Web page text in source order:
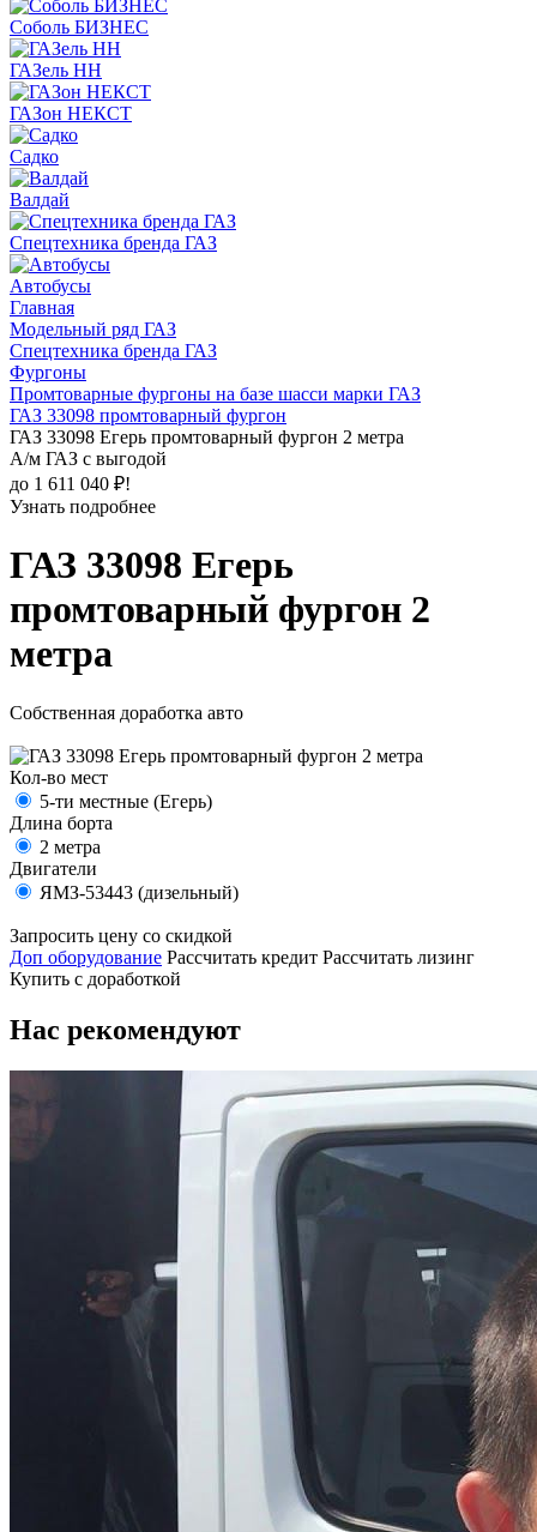
Соболь БИЗНЕС
ГАЗель НН
ГАЗон НЕКСТ
Садко
Валдай
Спецтехника бренда ГАЗ
Автобусы
Главная
Модельный ряд ГАЗ
Спецтехника бренда ГАЗ
Фургоны
Промтоварные фургоны на базе шасси марки ГАЗ
ГАЗ 33098 промтоварный фургон
ГАЗ 33098 Егерь промтоварный фургон 2 метра
А/м ГАЗ с выгодой
до 1 611 040 ₽!
Узнать подробнее
ГАЗ 33098 Егерь
промтоварный фургон 2
метра
Собственная доработка авто
Кол-во мест
5-ти местные (Егерь)
Длина борта
2 метра
Двигатели
ЯМЗ-53443 (дизельный)
Запросить цену со скидкой
Доп оборудование Рассчитать кредит Рассчитать лизинг
Купить с доработкой
Нас рекомендуют